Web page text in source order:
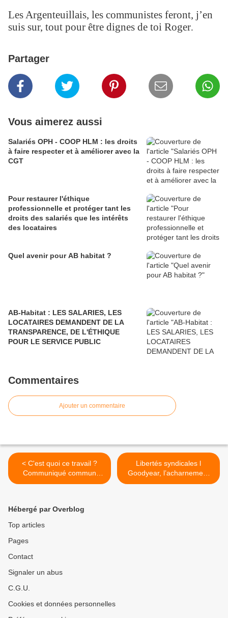
Les Argenteuillais, les communistes feront, j’en
suis sur, tout pour être dignes de toi Roger.
Partager
Vous aimerez aussi
Salariés OPH - COOP HLM : les droits
à faire respecter et à améliorer avec la
CGT
Pour restaurer l'éthique
professionnelle et protéger tant les
droits des salariés que les intérêts
des locataires
Quel avenir pour AB habitat ?
AB-Habitat : LES SALARIES, LES
LOCATAIRES DEMANDENT DE LA
TRANSPARENCE, DE L'ÉTHIQUE
POUR LE SERVICE PUBLIC
Commentaires
Ajouter un commentaire
< C'est quoi ce travail ?
Communiqué commun
CGT, FSU, Solidaires,
Libertés syndicales l
Goodyear, l’acharnement
continue >
Hébergé par Overblog
Top articles
Pages
Contact
Signaler un abus
C.G.U.
Cookies et données personnelles